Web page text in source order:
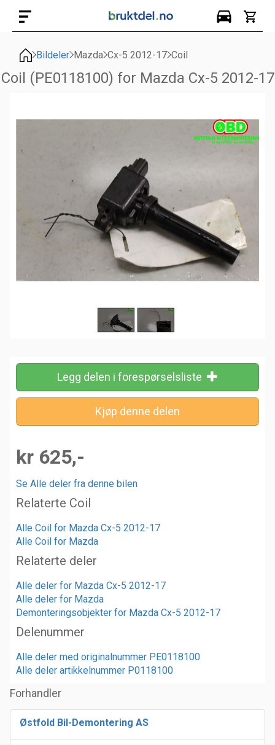
Bildeler Mazda Cx-5 2012-17 Coil
Coil (PE0118100) for Mazda Cx-5 2012-17
Legg delen i forespørselsliste
kr 625,-
Se Alle deler fra denne bilen
Relaterte Coil
Alle Coil for Mazda Cx-5 2012-17
Alle Coil for Mazda
Relaterte deler
Alle deler for Mazda Cx-5 2012-17
Alle deler for Mazda
Demonteringsobjekter for Mazda Cx-5 2012-17
Delenummer
Alle deler med originalnummer PE0118100
Alle deler artikkelnummer P0118100
Forhandler
Østfold Bil-Demontering AS